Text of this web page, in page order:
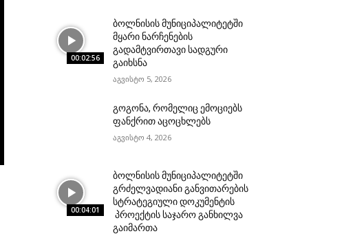
00:02:56
ბოლნისის მუნიციპალიტეტში
მყარი ნარჩენების
გადამტვირთავი სადგური
გაიხსნა
აგვისტო 5, 2026
გოგონა, რომელიც ემოციებს
ფანქრით აცოცხლებს
აგვისტო 4, 2026
00:04:01
ბოლნისის მუნიციპალიტეტში
გრძელვადიანი განვითარების
სტრატეგიული დოკუმენტის
პროექტის საჯარო განხილვა
გაიმართა